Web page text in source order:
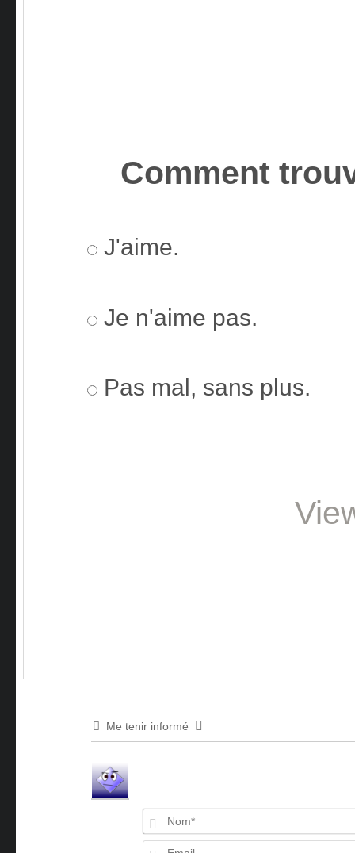
Comment
J'aime.
Je n'aime pas.
Pas mal, sans plus.
Me tenir informé